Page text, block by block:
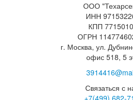
ООО
ИНН
КПП
ОГРН
г. Москва, ул.
офис 518, 5
Связаться с